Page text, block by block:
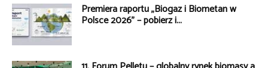
Premiera raportu „Biogaz i Biometan w
Polsce 2026” – pobierz i...